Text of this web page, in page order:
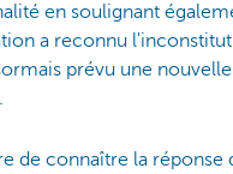
en soulignant
a reconnu
prévu une nouvelle
de connaître la réponse